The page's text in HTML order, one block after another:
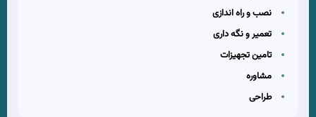
نصب و راه اندازی
تعمیر و نگه داری
تامین تجهیزات
مشاوره
طراحی